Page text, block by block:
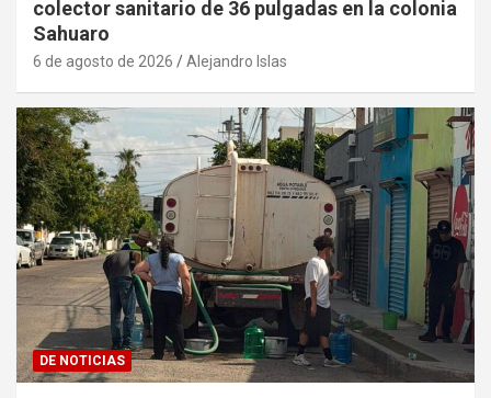
colector sanitario de 36 pulgadas en la colonia
Sahuaro
6 de agosto de 2026 Alejandro Islas
DE NOTICIAS